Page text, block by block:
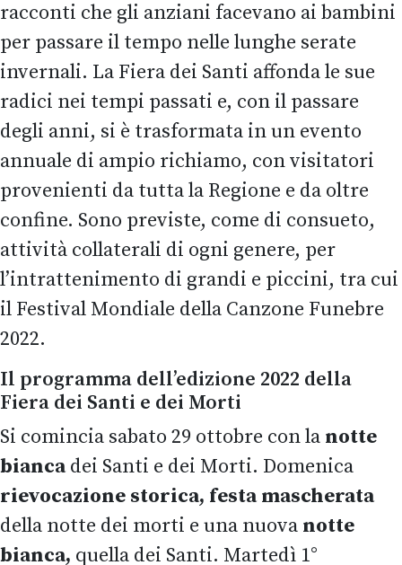
racconti che gli anziani facevano ai bambini
per passare il tempo nelle lunghe serate
invernali. La Fiera dei Santi affonda le sue
radici nei tempi passati e, con il passare
degli anni, si è trasformata in un evento
annuale di ampio richiamo, con visitatori
provenienti da tutta la Regione e da oltre
confine. Sono previste, come di consueto,
attività collaterali di ogni genere, per
l’intrattenimento di grandi e piccini, tra cui
il Festival Mondiale della Canzone Funebre
2022.
Il programma dell’edizione 2022 della
Fiera dei Santi e dei Morti
Si comincia sabato 29 ottobre con la notte
biancadei Santi e dei Morti. Domenica
rievocazione storica, festa mascherata
della notte dei morti e una nuova notte
bianca, quella dei Santi. Martedì 1°